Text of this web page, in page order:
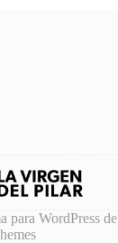
para WordPress de